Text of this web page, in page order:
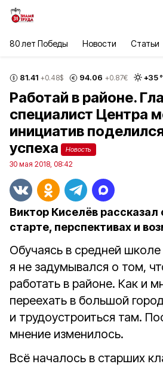
80 лет Победы Новости Статьи
81.41 +0.48$ 94.06 +0.87€ +35
Работай в районе.
специалист Центра
инициатив
успеха
Новость
30 мая 2018, 08:42
Виктор Киселёв рассказал
старте, перспективах и
Обучаясь в средней
я не задумывался о том,
работать в районе. Как и
переехать в большой
и трудоустроиться там.
мнение изменилось.
Всё началось в старших